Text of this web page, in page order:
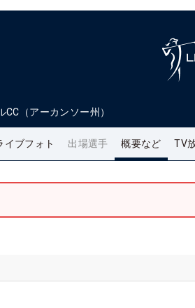
CC（アーカンソー州）
イブフォト 出場選手 概要など TV